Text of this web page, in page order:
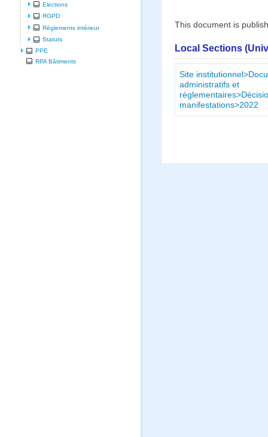
Elections
RGPD
Règlements intérieur
Statuts
PPE
RPA Bâtiments
This document is
Local Sections
Site
administratifs et
manifestations>2022